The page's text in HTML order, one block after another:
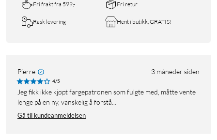
Fri frakt fra 599,- Fri retur
Rask levering Hent i butikk, GRATIS!
Pierre 3 måneder siden
4/5
Jeg fikk ikke kjøpt fargepatronen som fulgte med, måtte vente
lenge på en ny, vanskelig å forstå...
Gå til kundeanmeldelsen